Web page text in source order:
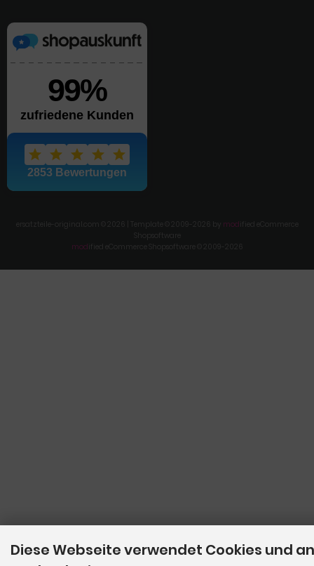
ersatzteile-original.com © 2026 | Template © 2009-2026 by mod ified eCommerce
Shopsoftware
mod ified eCommerce Shopsoftware © 2009-2026
Diese Webseite verwendet Cookies und